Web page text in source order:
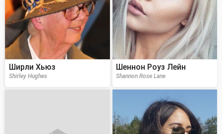
Ширли Хьюз
Shirley Hughes
Шеннон Роуз Лейн
Shannon Rose Lane